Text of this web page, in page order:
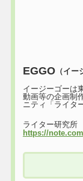
EGGO（イー
イージーゴーは
動画等の企画制
ニティ「ライタ
ライター研究所
https://